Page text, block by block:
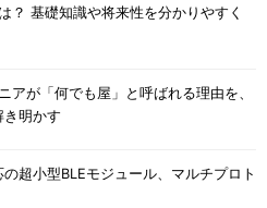
？ 基礎知識や将来性を分かりやすく
アが「何でも屋」と呼ばれる理由を、
き明かす
超小型BLEモジュール、マルチプロト